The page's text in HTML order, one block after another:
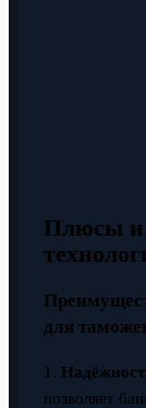
Плюсы и
для
1.
позволяет